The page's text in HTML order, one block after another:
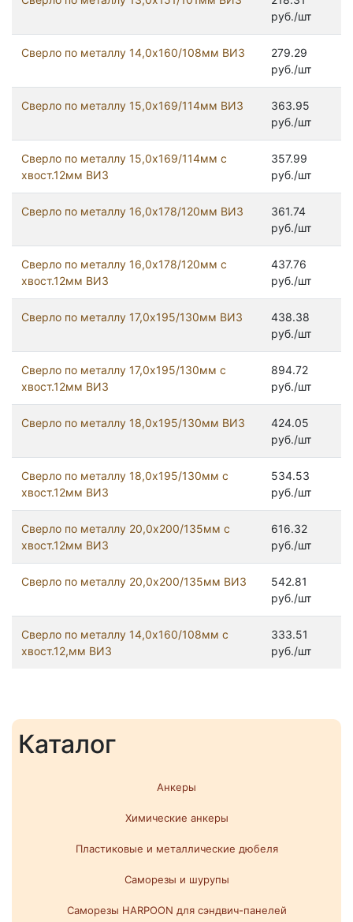
Каталог
Анкеры
Химические анкеры
Пластиковые и металлические дюбеля
Саморезы и шурупы
Саморезы HARPOON для сэндвич-панелей
руб./шт
Сверло по металлу 14,0х160/108мм ВИЗ
279.29
руб./шт
Сверло по металлу 15,0х169/114мм ВИЗ
363.95
руб./шт
Сверло по металлу 15,0х169/114мм с
хвост.12мм ВИЗ
357.99
руб./шт
Сверло по металлу 16,0х178/120мм ВИЗ
361.74
руб./шт
Сверло по металлу 16,0х178/120мм с
хвост.12мм ВИЗ
437.76
руб./шт
Сверло по металлу 17,0х195/130мм ВИЗ
438.38
руб./шт
Сверло по металлу 17,0х195/130мм с
хвост.12мм ВИЗ
894.72
руб./шт
Сверло по металлу 18,0х195/130мм ВИЗ
424.05
руб./шт
Сверло по металлу 18,0х195/130мм с
хвост.12мм ВИЗ
534.53
руб./шт
Сверло по металлу 20,0х200/135мм с
хвост.12мм ВИЗ
616.32
руб./шт
Сверло по металлу 20,0х200/135мм ВИЗ
542.81
руб./шт
Сверло по металлу 14,0х160/108мм с
хвост.12,мм ВИЗ
333.51
руб./шт